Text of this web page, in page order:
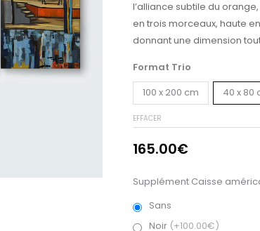
l’alliance subtile du
en trois morceaux, haute
donnant une dimension
Format Trio
100 x 200 cm
40 x 80
EFFACER
165.00€
Supplément Caisse
Sans
Noir (+100.00€)